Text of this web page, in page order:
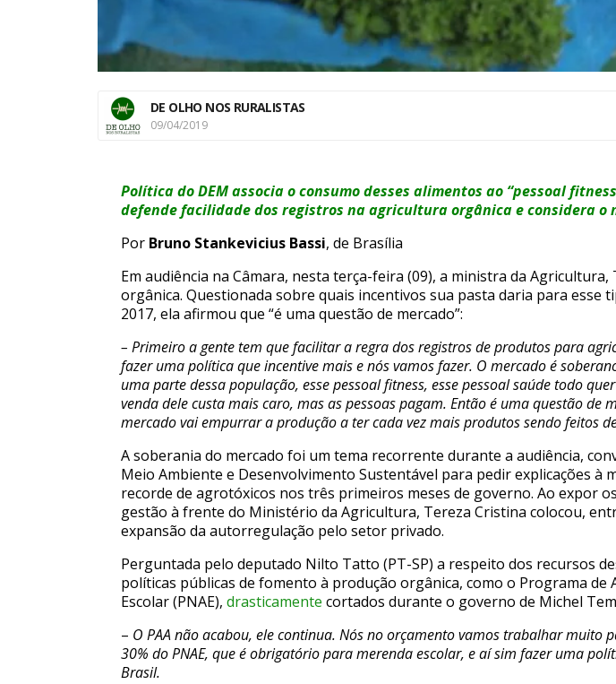
DE OLHO NOS RURALISTAS
09/04/2019
Política do DEM associa o consumo desses alimentos ao “pessoal
defende facilidade dos registros na agricultura orgânica e considera o
Por Bruno Stankevicius Bassi, de Brasília
Em audiência na Câmara, nesta terça-feira (09), a ministra da
orgânica. Questionada sobre quais incentivos sua pasta daria para esse
2017, ela afirmou que “é uma questão de mercado”:
– Primeiro a gente tem que facilitar a regra dos registros de produtos para
fazer uma política que incentive mais e nós vamos fazer. O mercado é
uma parte dessa população, esse pessoal fitness, esse pessoal saúde todo
venda dele custa mais caro, mas as pessoas pagam. Então é uma questão de
mercado vai empurrar a produção a ter cada vez mais produtos sendo feitos
A soberania do mercado foi um tema recorrente durante a audiência,
Meio Ambiente e Desenvolvimento Sustentável para pedir explicações à
recorde de agrotóxicos nos três primeiros meses de governo. Ao expor
gestão à frente do Ministério da Agricultura, Tereza Cristina colocou,
expansão da autorregulação pelo setor privado.
Perguntada pelo deputado Nilto Tatto (PT-SP) a respeito dos recursos
políticas públicas de fomento à produção orgânica, como o Programa de
Escolar (PNAE), drasticamente cortados durante o governo de Michel
– O PAA não acabou, ele continua. Nós no orçamento vamos trabalhar muito
30% do PNAE, que é obrigatório para merenda escolar, e aí sim fazer uma
Brasil.